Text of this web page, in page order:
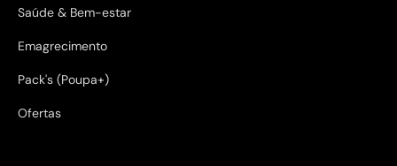
Saúde & Bem-estar
Emagrecimento
Pack's (Poupa+)
Ofertas